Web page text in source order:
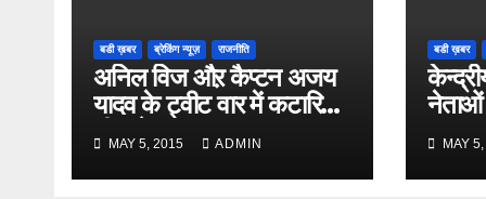
बडी ख़बर ब्रेकिंग न्यूज़ राजनीति
अनिल विज औऱ कैप्टन अजय
यादव के ट्वीट वार में कटारिया
भी कूदे
MAY 5, 2015 ADMIN
बडी ख़बर
नेताओं
MAY